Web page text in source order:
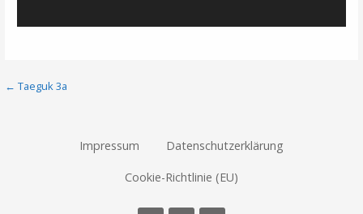
Beitragsnavigation
← Taeguk 3a
Impressum Datenschutzerklärung
Cookie-Richtlinie (EU)